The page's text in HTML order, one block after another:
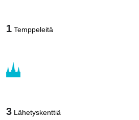
1 Temppeleitä
3 Lähetyskenttiä